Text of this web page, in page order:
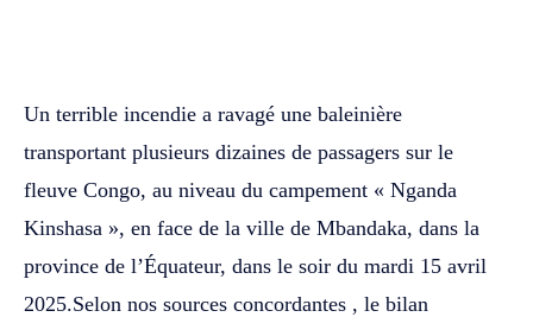
Un terrible incendie a ravagé une baleinière
transportant plusieurs dizaines de passagers sur le
fleuve Congo, au niveau du campement « Nganda
Kinshasa », en face de la ville de Mbandaka, dans la
province de l’Équateur, dans le soir du mardi 15 avril
2025.Selon nos sources concordantes , le bilan